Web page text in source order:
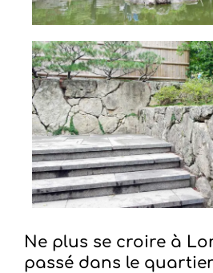
Ne plus se croire à
passé dans le